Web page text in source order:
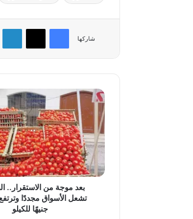
شاركها
فيسبوك ‫X
بعد
موجة
من
الاستقرار..
الطماطم
تشعل
الأسواق
مجددًا
وترتفع
بعد موجة من الاستقرار..
جنيهًا للكيلو